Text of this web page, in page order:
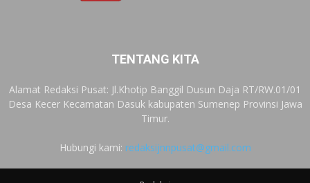
TENTANG KITA
Alamat Redaksi Pusat: Jl.Khotip Banggil Dusun Daja RT/RW.01/01
Desa Kecer Kecamatan Dasuk kabupaten Sumenep Provinsi Jawa
Timur.
Hubungi kami: redaksijnnpusat@gmail.com